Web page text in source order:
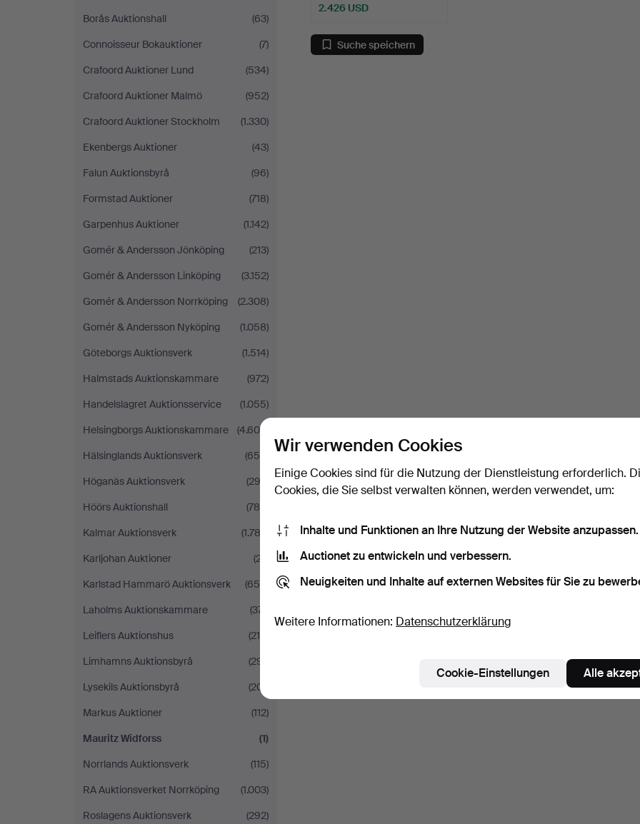
Borås Auktionshall
(63)
Connoisseur Bokauktioner
(7)
Crafoord Auktioner Lund
(534)
Crafoord Auktioner Malmö
(952)
Crafoord Auktioner Stockholm
(1.330)
Ekenbergs Auktioner
(43)
Falun Auktionsbyrå
(96)
Formstad Auktioner
(718)
Garpenhus Auktioner
(1.142)
Gomér & Andersson Jönköping
(213)
Gomér & Andersson Linköping
(3.152)
Gomér & Andersson Norrköping
(2.308)
Gomér & Andersson Nyköping
(1.058)
Göteborgs Auktionsverk
(1.514)
Halmstads Auktionskammare
(972)
Handelslagret Auktionsservice
(1.055)
Helsingborgs Auktionskammare
(4.600)
Hälsinglands Auktionsverk
(654)
Höganäs Auktionsverk
(292)
Höörs Auktionshall
(780)
Kalmar Auktionsverk
(1.783)
Karljohan Auktioner
(27)
Karlstad Hammarö Auktionsverk
(654)
Laholms Auktionskammare
(371)
Leiflers Auktionshus
(216)
Limhamns Auktionsbyrå
(291)
Lysekils Auktionsbyrå
(201)
Markus Auktioner
(112)
Mauritz Widforss
(1)
Norrlands Auktionsverk
(115)
RA Auktionsverket Norrköping
(1.003)
Roslagens Auktionsverk
(292)
2.426 USD
Suche speichern
Wir verwenden Cookies
Einige Cookies sind für die Nutzung der Dienstleistung erforderlich.
Cookies, die Sie selbst verwalten können, werden verwendet, um:
Inhalte und Funktionen an Ihre Nutzung der Website anzupassen.
Auctionet zu entwickeln und verbessern.
Neuigkeiten und Inhalte auf externen Websites für Sie zu
Weitere Informationen: Datenschutzerklärung
Cookie-Einstellungen Alle